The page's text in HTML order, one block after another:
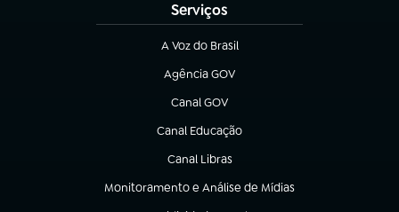
Serviços
A Voz do Brasil
(abre em nova aba)
Agência GOV
(abre em nova aba)
Canal GOV
(abre em nova aba)
Canal Educação
(abre em nova aba)
Canal Libras
(abre em nova aba)
Monitoramento e Análise de Mídias
(abre em nova aba)